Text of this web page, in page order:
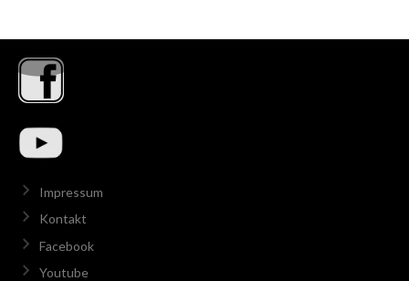
Impressum
Kontakt
Facebook
Youtube